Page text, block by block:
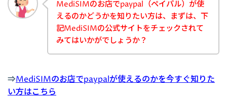
MediSIMのお店でpaypal（ペイパル）が使
えるのかどうかを知りたい方は、まずは、下
記MediSIMの公式サイトをチェックされて
みてはいかがでしょうか？
⇒MediSIMのお店でpaypalが使えるのかを今すぐ知りた
い方はこちら